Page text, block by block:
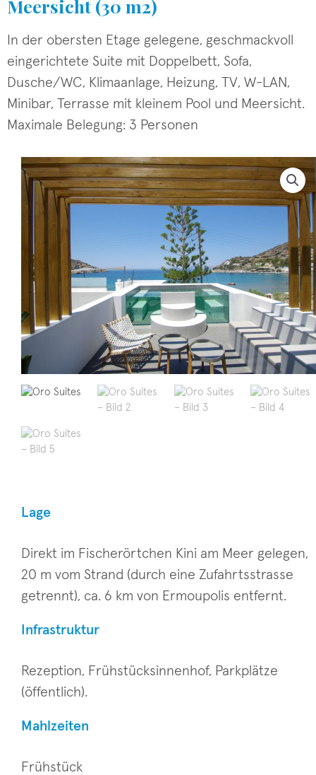
Meersicht (30 m2)
In der obersten Etage gelegene, geschmackvoll
eingerichtete Suite mit Doppelbett, Sofa,
Dusche/WC, Klimaanlage, Heizung, TV, W-LAN,
Minibar, Terrasse mit kleinem Pool und Meersicht.
Maximale Belegung: 3 Personen
Lage
Direkt im Fischerörtchen Kini am Meer gelegen,
20 m vom Strand (durch eine Zufahrtsstrasse
getrennt), ca. 6 km von Ermoupolis entfernt.
Infrastruktur
Rezeption, Frühstücksinnenhof, Parkplätze
(öffentlich).
Mahlzeiten
Frühstück